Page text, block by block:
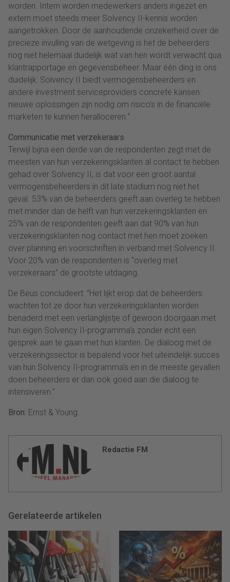
worden. Intern worden medewerkers anders ingezet en
extern moet steeds meer Solvency II-kennis worden
aangetrokken. Door de aanhoudende onzekerheid over de
precieze invulling van de wetgeving is het de beheerders
nog niet helemaal duidelijk wat van hen wordt verwacht qua
klantrapportage en gegevensbeheer. Maar één ding is ons
duidelijk: Solvency II biedt vermogensbeheerders en
andere investment serviceproviders concrete kansen:
nieuwe oplossingen zijn nodig om risico’s in de financiële
marketen te kunnen heralloceren.“
Communicatie met verzekeraars
Terwijl bijna een derde van de respondenten zegt met de
meesten van hun verzekeringsklanten al contact te hebben
gehad over Solvency II, is dat voor een groot aantal
vermogensbeheerders in dit late stadium nog niet het
geval. 53% van de beheerders geeft aan overleg te hebben
met minder dan de helft van hun verzekeringsklanten en
25% van de respondenten geeft aan dat 90% van hun
verzekeringsklanten nog contact met hen moet zoeken
over planning en voorschriften in verband met Solvency II.
Voor 20% van de respondenten is “overleg met
verzekeraars” de grootste uitdaging.
De Beus concludeert: “Het lijkt erop dat de beheerders
wachten tot ze door hun verzekeringsklanten worden
benaderd met een verlanglijstje of gewoon doorgaan met
hun eigen Solvency II-programma’s zonder echt een
gesprek aan te gaan met hun klanten. De dialoog met de
verzekeringssector is bepalend voor het uiteindelijk succes
van hun Solvency II-programma’s en in de meeste gevallen
doen beheerders er dan ook goed aan die dialoog te
intensiveren.”
Bron: Ernst & Young
Redactie FM
Gerelateerde artikelen